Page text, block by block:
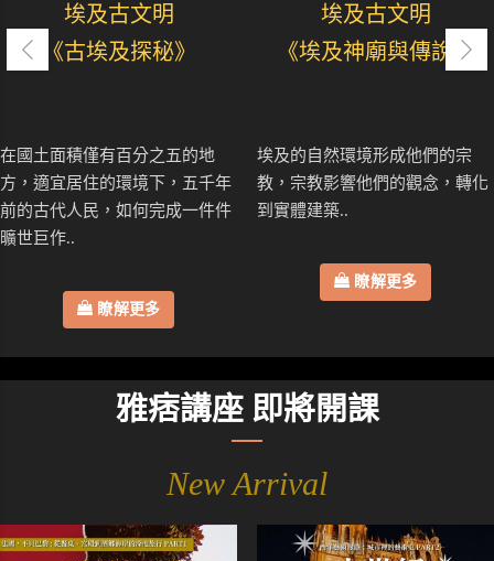
埃及古文明
《古埃及探秘》
在國土面積僅有百分之五的地
方，適宜居住的環境下，五千年
前的古代人民，如何完成一件件
曠世巨作..
瞭解更多
埃及古文明
《埃及神廟與傳說》
埃及的自然環境形成他們的宗
教，宗教影響他們的觀念，轉化
到實體建築..
瞭解更多
雅痞講座 即將開課
New Arrival